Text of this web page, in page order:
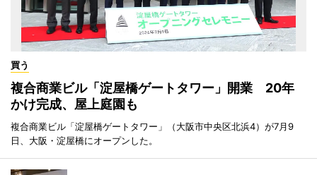
買う
複合商業ビル「淀屋橋ゲートタワー」開業 20年
かけ完成、屋上庭園も
複合商業ビル「淀屋橋ゲートタワー」（大阪市中央区北浜4）が7月9
日、大阪・淀屋橋にオープンした。